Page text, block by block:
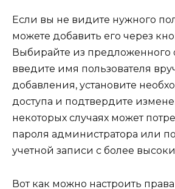
Если вы не видите нужного
можете добавить его через
Выбирайте из предложенного
введите имя пользователя
добавления, установите
доступа и подтвердите
некоторых случаях может
пароля администратора или
учетной записи с более
Вот как можно настроить